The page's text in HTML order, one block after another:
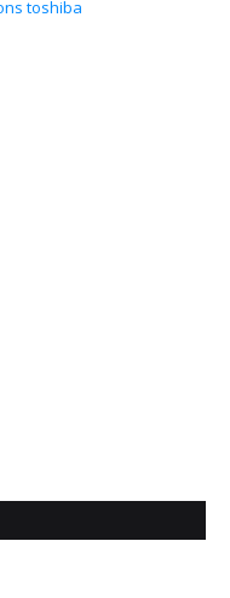
toshiba